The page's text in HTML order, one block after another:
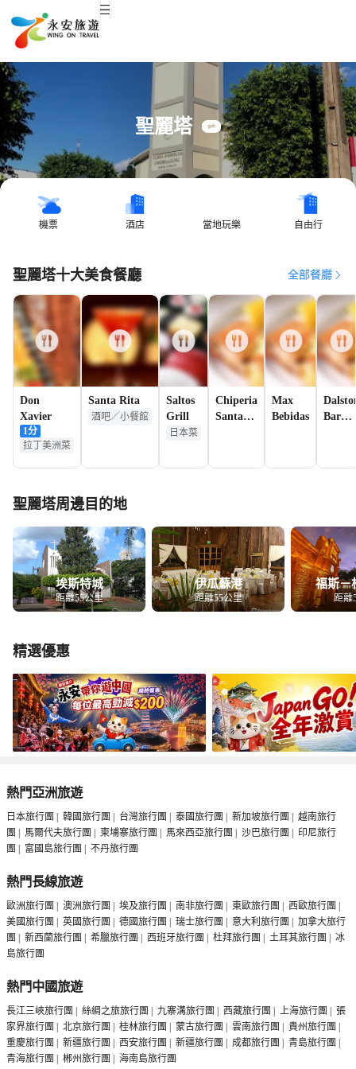
聖麗塔
機票 酒店 當地玩樂 自由行
聖麗塔十大美食餐廳 全部餐廳
Don
Xavier
1分
拉丁美洲菜
Santa Rita
酒吧／小餐館
Saltos
Grill
日本菜
Chiperia
Santa
Max
Bebidas
Bar
聖麗塔周邊目的地
埃斯特城
距離55公里
伊瓜蘇港
距離55公里
福斯－
距離
精選優惠
熱門亞洲旅遊
日本旅行團 | 韓國旅行團 | 台灣旅行團 | 泰國旅行團 | 新加坡旅行團 | 越南旅行
團 | 馬爾代夫旅行團 | 柬埔寨旅行團 | 馬來西亞旅行團 | 沙巴旅行團 | 印尼旅行
團 | 富國島旅行團 | 不丹旅行團
熱門長線旅遊
歐洲旅行團 | 澳洲旅行團 | 埃及旅行團 | 南非旅行團 | 東歐旅行團 | 西歐旅行團 |
美國旅行團 | 英國旅行團 | 德國旅行團 | 瑞士旅行團 | 意大利旅行團 | 加拿大旅行
團 | 新西蘭旅行團 | 希臘旅行團 | 西班牙旅行團 | 杜拜旅行團 | 土耳其旅行團 | 冰
島旅行團
熱門中國旅遊
長江三峽旅行團 | 絲綢之旅旅行團 | 九寨溝旅行團 | 西藏旅行團 | 上海旅行團 | 張
家界旅行團 | 北京旅行團 | 桂林旅行團 | 蒙古旅行團 | 雲南旅行團 | 貴州旅行團 |
重慶旅行團 | 新疆旅行團 | 西安旅行團 | 新疆旅行團 | 成都旅行團 | 青島旅行團 |
青海旅行團 | 郴州旅行團 | 海南島旅行團